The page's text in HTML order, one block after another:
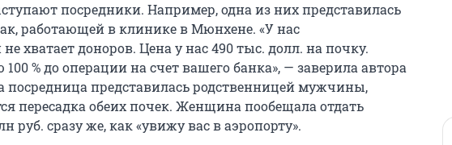
посредники. Например, одна из них представилась
работающей в клинике в Мюнхене. «У нас
хватает доноров. Цена у нас 490 тыс. долл. на почку.
% до операции на счет вашего банка», — заверила автора
посредница представилась родственницей мужчины,
пересадка обеих почек. Женщина пообещала отдать
сразу же, как «увижу вас в аэропорту».